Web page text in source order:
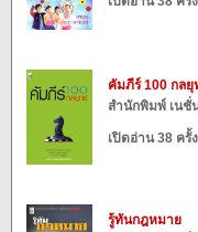
คัมภีร์ 100 กลยุ
สำนักพิมพ์ เนชั่
เปิดอ่าน 38 ครั้ง
รู้ทันกฎหมาย